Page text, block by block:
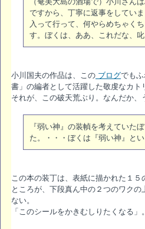
ですから、丁寧に返事をしてい
入って行って、何やらめちゃく
す。ぼくは、ああ、これだな、
小川国夫の作品は、この ブログでも
書」の編者として活躍した敬虔なカ
それが、この破天荒ぶり。なんだか、
『弱い神』の装幀を考えていた
た。・・・ぼくは『弱い神』と
この本の装丁は、表紙に描かれた１
ところが、下段真ん中の２つのワク
ない。
「このシールをかきむしりたくなる